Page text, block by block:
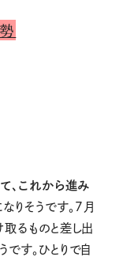
、これから進み
なりそうです。7月
るものと差し出
す。ひとりで自